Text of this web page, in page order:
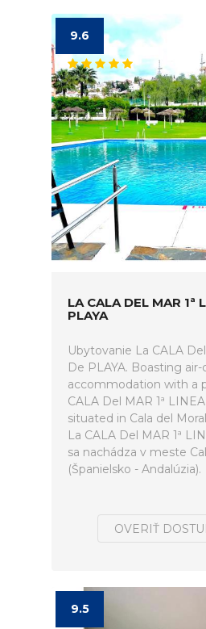
9.6
LA CALA DEL MAR 1ª
PLAYA
Ubytovanie La CALA
De PLAYA. Boasting
accommodation with a
CALA Del MAR 1ª
situated in Cala del
La CALA Del MAR 1ª
sa nachádza v meste
(Španielsko - Andalúzia).
OVERIŤ
9.5